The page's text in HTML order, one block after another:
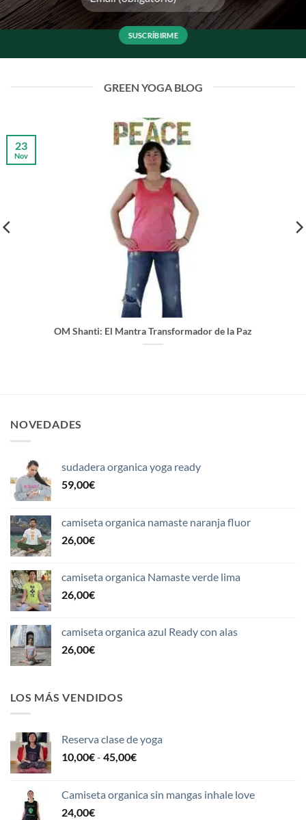
GREEN YOGA BLOG
OM Shanti: El Mantra Transformador de la Paz
23
Nov
NOVEDADES
sudadera organica yoga ready
59,00€
camiseta organica namaste naranja fluor
26,00€
camiseta organica Namaste verde lima
26,00€
camiseta organica azul Ready con alas
26,00€
LOS MÁS VENDIDOS
Reserva clase de yoga
10,00€- 45,00€Rango
desde
Camiseta organica sin mangas inhale love
24,00€